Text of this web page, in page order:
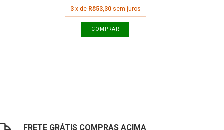
3 x de R$53,30 sem juros
COMPRAR
FRETE GRÁTIS COMPRAS ACIMA